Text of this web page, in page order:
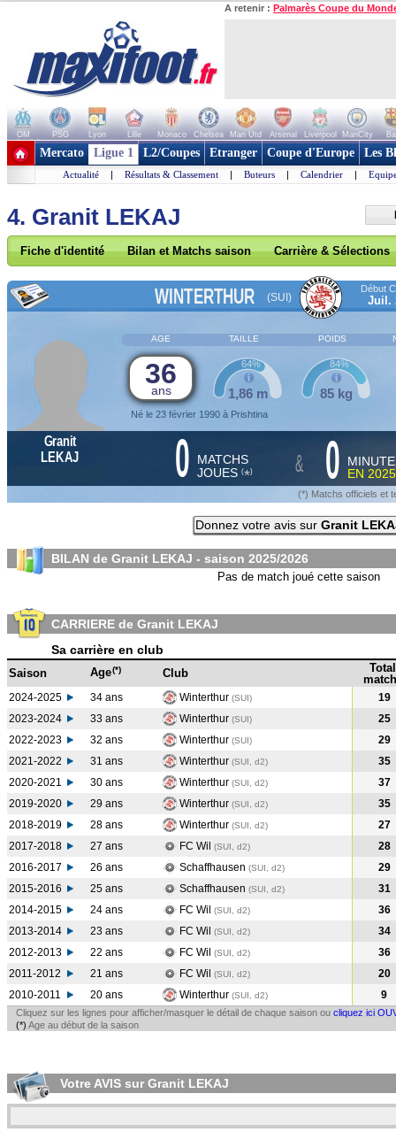
A retenir : Palmarès Coupe du
OM PSG Lyon Lille Monaco Chelsea Man Utd Arsenal Liverpool ManCity
+ de clubs
Mercato Ligue 1 L2/Coupes Etranger Coupe d'Europe Les
Actualité | Résultats & Classement | Buteurs | Calendrier |
4. Granit LEKAJ
Fiche d'identité Bilan et Matchs saison Carrière & Sélections
WINTERTHUR (SUI)
Début
Juil.
AGE TAILLE POIDS
36
ans
Né le 23 février 1990 à Prishtina
1,86 m
64%
85 kg
84%
Granit
LEKAJ
0 MATCHS
JOUES (*) & 0
EN
(*) Matchs officiels et
Donnez votre avis sur Granit
BILAN de Granit LEKAJ - saison 2025/2026
Pas de match joué cette saison
CARRIERE de Granit LEKAJ
Sa carrière en club
Saison Age(*) Club
Total
2024-2025 34 ans Winterthur (SUI)
19
2023-2024
33 ans Winterthur (SUI)
25
2022-2023
32 ans Winterthur (SUI)
29
2021-2022
31 ans Winterthur (SUI, d2)
35
2020-2021
30 ans Winterthur (SUI, d2)
37
2019-2020
29 ans Winterthur (SUI, d2)
35
2018-2019
28 ans Winterthur (SUI, d2)
27
2017-2018
27 ans FC Wil (SUI, d2)
28
2016-2017
26 ans Schaffhausen (SUI, d2)
29
2015-2016
25 ans Schaffhausen (SUI, d2)
31
2014-2015
24 ans FC Wil (SUI, d2)
36
2013-2014
23 ans FC Wil (SUI, d2)
34
2012-2013
22 ans FC Wil (SUI, d2)
36
2011-2012
21 ans FC Wil (SUI, d2)
20
2010-2011
20 ans Winterthur (SUI, d2) 9
Cliquez sur les lignes pour afficher/masquer le détail de chaque saison ou cliquez ici
(*) Age au début de la saison
Votre AVIS sur Granit LEKAJ